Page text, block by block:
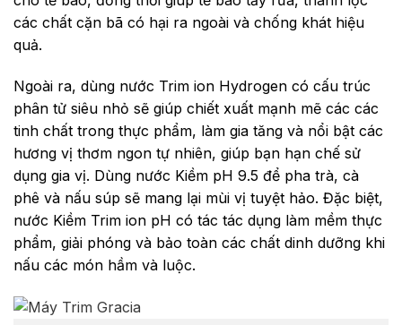
các chất cặn bã có hại ra ngoài và chống khát hiệu
quả.
Ngoài ra, dùng nước Trim ion Hydrogen có cấu trúc
phân tử siêu nhỏ sẽ giúp chiết xuất mạnh mẽ các các
tinh chất trong thực phẩm, làm gia tăng và nổi bật các
hương vị thơm ngon tự nhiên, giúp bạn hạn chế sử
dụng gia vị. Dùng nước Kiềm pH 9.5 để pha trà, cà
phê và nấu súp sẽ mang lại mùi vị tuyệt hảo. Đặc biệt,
nước Kiềm Trim ion pH có tác tác dụng làm mềm thực
phẩm, giải phóng và bảo toàn các chất dinh dưỡng khi
nấu các món hầm và luộc.